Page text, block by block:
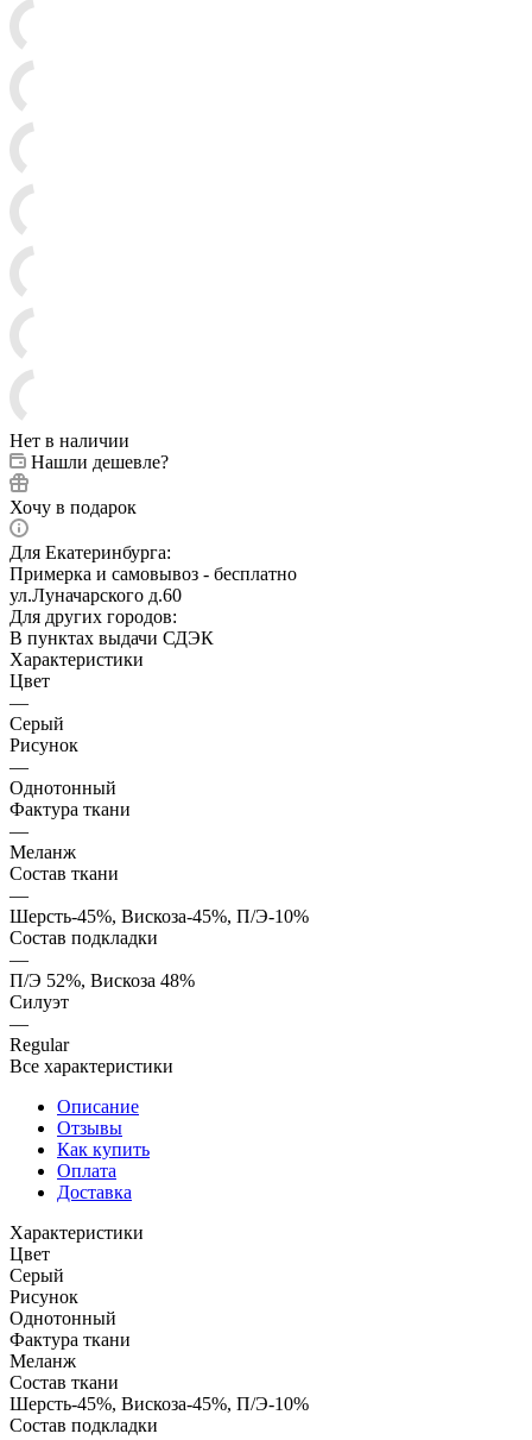
Нет в наличии
Нашли дешевле?
Хочу в подарок
Для Екатеринбурга:
Примерка и самовывоз - бесплатно
ул.Луначарского д.60
Для других городов:
В пунктах выдачи СДЭК
Характеристики
Цвет
—
Серый
Рисунок
—
Однотонный
Фактура ткани
—
Меланж
Состав ткани
—
Шерсть-45%, Вискоза-45%, П/Э-10%
Состав подкладки
—
П/Э 52%, Вискоза 48%
Силуэт
—
Regular
Все характеристики
Описание
Отзывы
Как купить
Оплата
Доставка
Характеристики
Цвет
Серый
Рисунок
Однотонный
Фактура ткани
Меланж
Состав ткани
Шерсть-45%, Вискоза-45%, П/Э-10%
Состав подкладки